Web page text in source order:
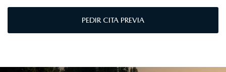
PEDIR CITA PREVIA